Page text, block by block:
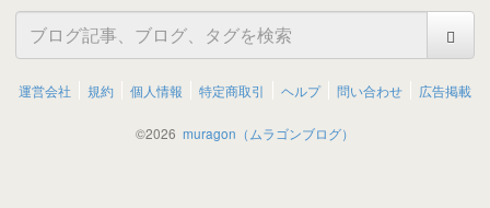
運営会社 規約 個人情報 特定商取引 ヘルプ 問い合わせ 広告掲載
©2026 muragon（ムラゴンブログ）